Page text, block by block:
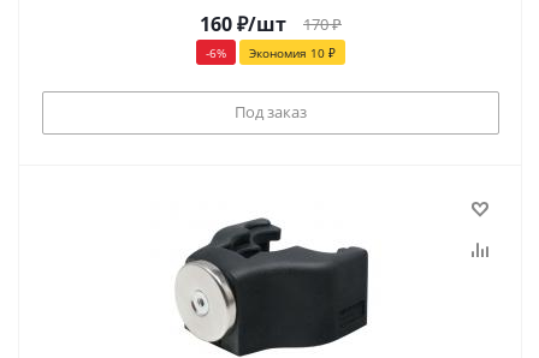
160₽/шт 170₽
-6% Экономия 10 ₽
Под заказ